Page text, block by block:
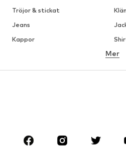
Tröjor & stickat
Jeans
Kappor
Premium
Mer